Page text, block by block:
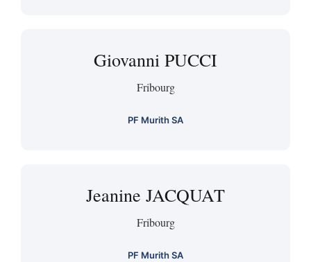
Giovanni PUCCI
Fribourg
PF Murith SA
Jeanine JACQUAT
Fribourg
PF Murith SA